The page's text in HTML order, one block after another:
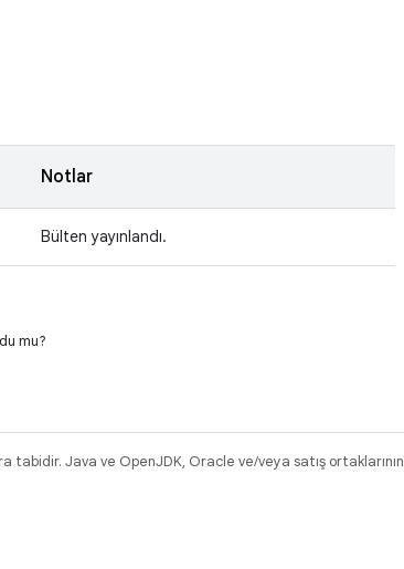
Notlar
Bülten yayınlandı.
mu?
tabidir. Java ve OpenJDK, Oracle ve/veya satış ortaklarının